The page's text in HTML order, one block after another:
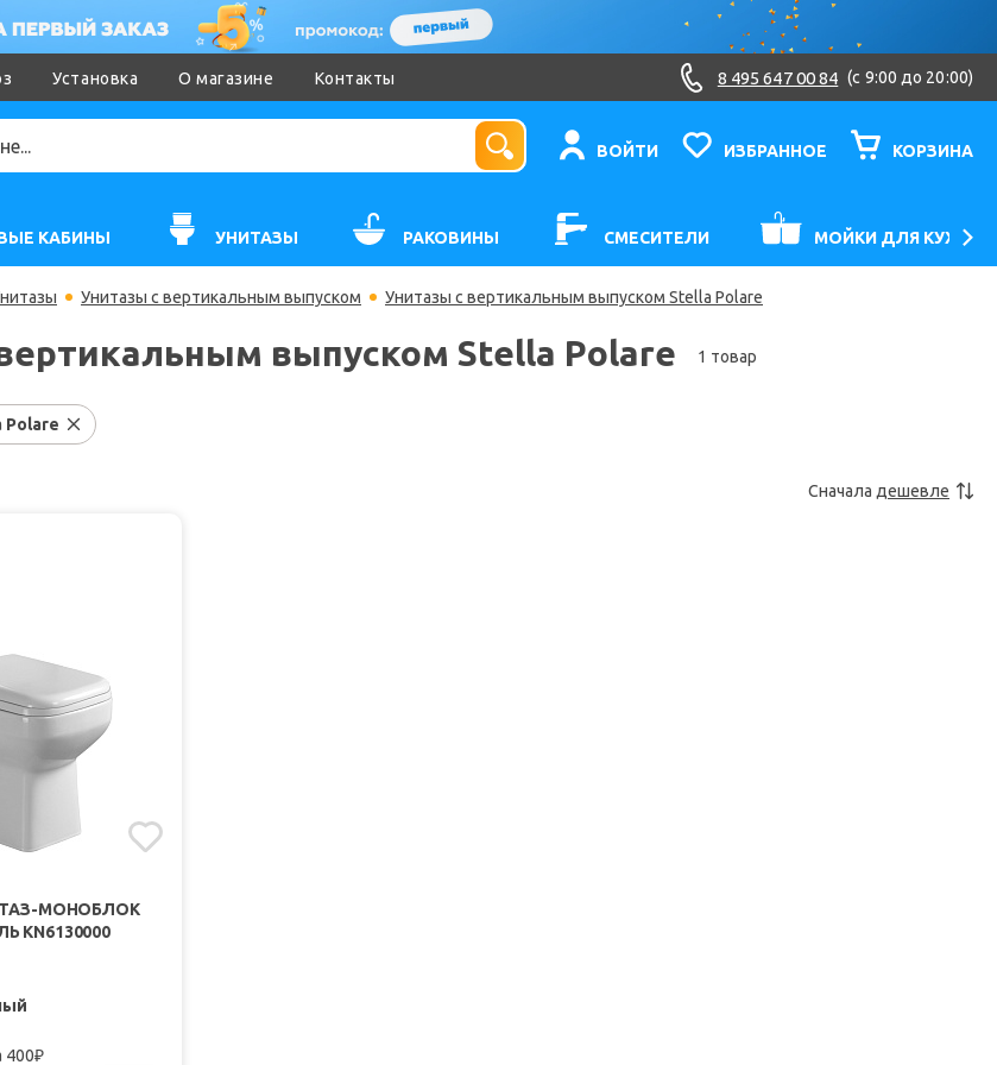
Установка О магазине Контакты 8 495 647 00 84 (c 9:00 до 20:00)
ВОЙТИ ИЗБРАННОЕ КОРЗИНА
КАБИНЫ УНИТАЗЫ РАКОВИНЫ СМЕСИТЕЛИ МОЙКИ ДЛЯ КУХНИ
Унитазы с вертикальным выпуском Унитазы с вертикальным выпуском Stella Polare
выпуском Stella Polare 1 товар
Polare
Сначала дешевле
МОНОБЛОК
KN6130000
400₽